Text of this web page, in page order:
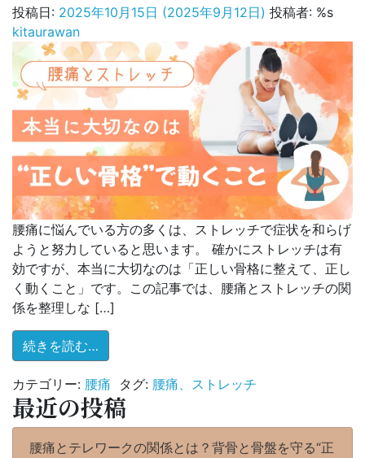
投稿日: 2025年10月15日 (2025年9月12日) 投稿者: %s
kitaurawan
腰痛に悩んでいる方の多くは、ストレッチで症状を和らげ
ようと努力していると思います。 確かにストレッチは有
効ですが、本当に大切なのは「正しい骨格に整えて、正し
く動くこと」です。この記事では、腰痛とストレッチの関
係を整理しな […]
続きを読む…
カテゴリー: 腰痛 タグ: 腰痛、ストレッチ
最近の投稿
腰痛とテレワークの関係とは？背骨と骨盤を守る“正